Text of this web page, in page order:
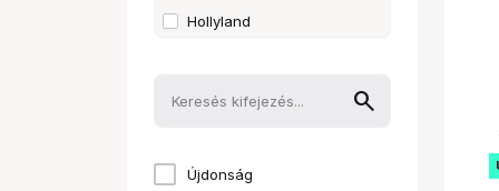
Hollyland
SmallRig
Újdonság